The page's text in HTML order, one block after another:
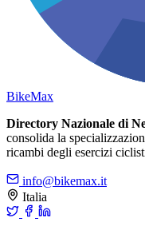
BikeMax
Directory Nazionale di
consolida la
ricambi degli esercizi
info@bikemax.it
Italia